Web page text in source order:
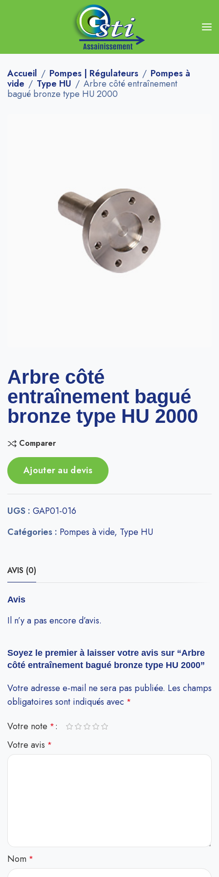
Accueil Pompes | Régulateurs
Pompes à
vide
Type HU
Arbre côté entraînement
bagué bronze type HU 2000
Arbre côté
entraînement bagué
bronze type HU 2000
Comparer
Ajouter au devis
UGS : GAP01-016
Catégories : Pompes à vide, Type HU
AVIS (0)
Avis
Il n’y a pas encore d’avis.
Soyez le premier à laisser votre avis sur “Arbre
côté entraînement bagué bronze type HU 2000”
Votre adresse e-mail ne sera pas publiée. Les champs
obligatoires sont indiqués avec *
Votre note *
Votre avis *
Nom *